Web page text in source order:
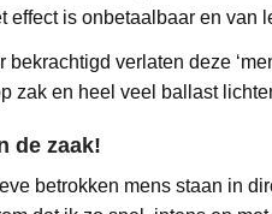
effect is onbetaalbaar en van
verlaten deze
zak en heel veel ballast
de zaak!
betrokken mens staan in